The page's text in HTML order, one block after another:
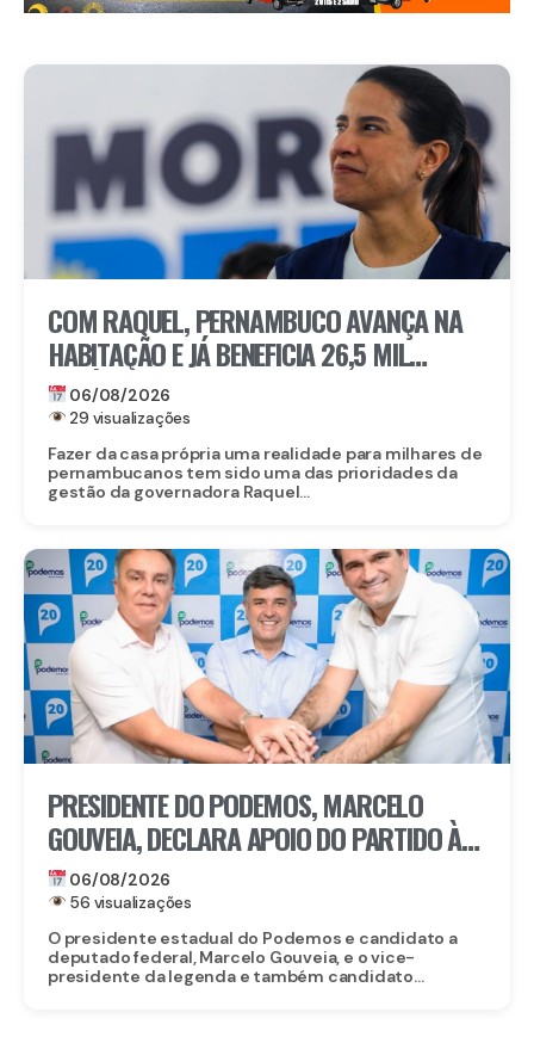
COM RAQUEL, PERNAMBUCO AVANÇA NA
HABITAÇÃO E JÁ BENEFICIA 26,5 MIL
FAMÍLIAS COM O MORAR BEM – ENTRADA
GARANTIDA
06/08/2026
29 visualizações
Fazer da casa própria uma realidade para milhares de
pernambucanos tem sido uma das prioridades da
gestão da governadora Raquel...
PRESIDENTE DO PODEMOS, MARCELO
GOUVEIA, DECLARA APOIO DO PARTIDO À
CANDIDATURA DE EDUARDO DA FONTE AO
SENADO
06/08/2026
56 visualizações
O presidente estadual do Podemos e candidato a
deputado federal, Marcelo Gouveia, e o vice-
presidente da legenda e também candidato...